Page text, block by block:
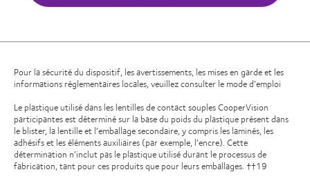
Pour la sécurité du dispositif, les avertissements, les mises en garde et les
informations réglementaires locales, veuillez consulter le mode d’emploi
Le plastique utilisé dans les lentilles de contact souples CooperVision
participantes est déterminé sur la base du poids du plastique présent dans
le blister, la lentille et l’emballage secondaire, y compris les laminés, les
adhésifs et les éléments auxiliaires (par exemple, l’encre). Cette
détermination n’inclut pas le plastique utilisé durant le processus de
fabrication, tant pour ces produits que pour leurs emballages. ††19